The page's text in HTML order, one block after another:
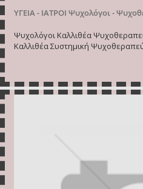
ΥΓΕΙΑ - ΙΑΤΡΟΙ Ψυχολόγοι -
Ψυχολόγοι Καλλιθέα
Καλλιθέα Συστημική